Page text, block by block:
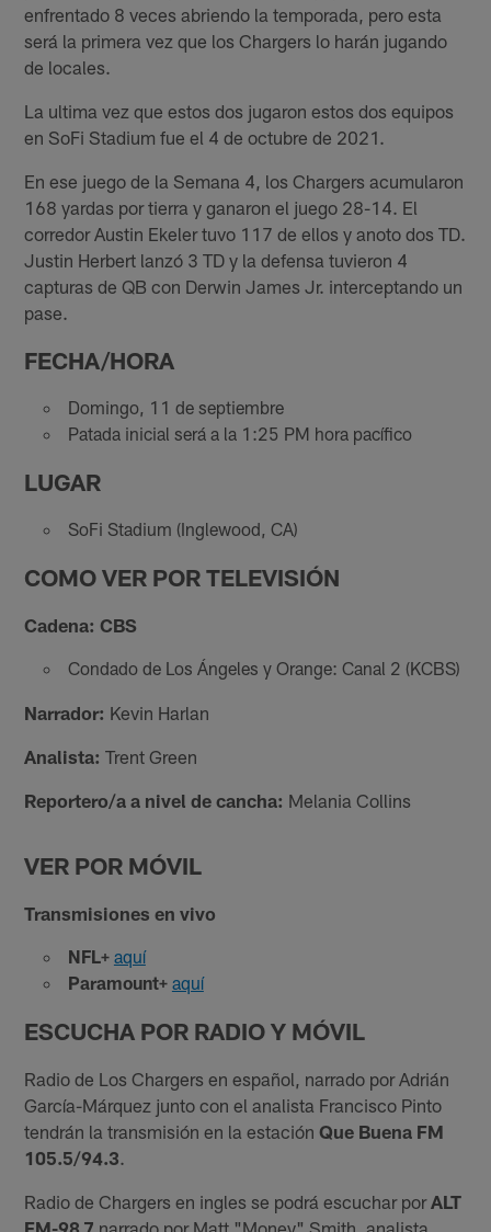
enfrentado 8 veces abriendo la temporada, pero esta
será la primera vez que los Chargers lo harán jugando
de locales.
La ultima vez que estos dos jugaron estos dos equipos
en SoFi Stadium fue el 4 de octubre de 2021.
En ese juego de la Semana 4, los Chargers acumularon
168 yardas por tierra y ganaron el juego 28-14. El
corredor Austin Ekeler tuvo 117 de ellos y anoto dos TD.
Justin Herbert lanzó 3 TD y la defensa tuvieron 4
capturas de QB con Derwin James Jr. interceptando un
pase.
FECHA/HORA
Domingo, 11 de septiembre
Patada inicial será a la 1:25 PM hora pacífico
LUGAR
SoFi Stadium (Inglewood, CA)
COMO VER POR TELEVISIÓN
Cadena: CBS
Condado de Los Ángeles y Orange: Canal 2 (KCBS)
Narrador: Kevin Harlan
Analista: Trent Green
Reportero/a a nivel de cancha: Melania Collins
VER POR MÓVIL
Transmisiones en vivo
NFL+ aquí
Paramount+ aquí
ESCUCHA POR RADIO Y MÓVIL
Radio de Los Chargers en español, narrado por Adrián
García-Márquez junto con el analista Francisco Pinto
tendrán la transmisión en la estaciónQue Buena FM
105.5/94.3
Radio de Chargers en ingles se podrá escuchar por ALT
FM-98.7 narrado por Matt "Money" Smith, analista